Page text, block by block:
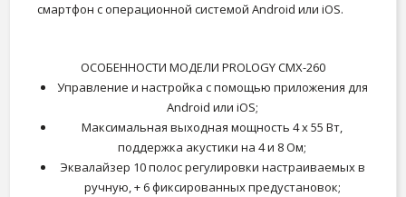
смартфон с операционной системой Android или iOS.
ОСОБЕННОСТИ МОДЕЛИ PROLOGY CMX-260
Управление и настройка с помощью приложения для
Android или iOS;
Максимальная выходная мощность 4 х 55 Вт,
поддержка акустики на 4 и 8 Ом;
Эквалайзер 10 полос регулировки настраиваемых в
ручную, + 6 фиксированных предустановок;